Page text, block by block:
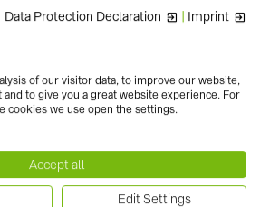
09. 2024
Data Protection Declaration | Imprint
of our visitor data, to improve our website,
to give you a great website experience. For
cookies we use open the settings.
Accept all
Edit Settings